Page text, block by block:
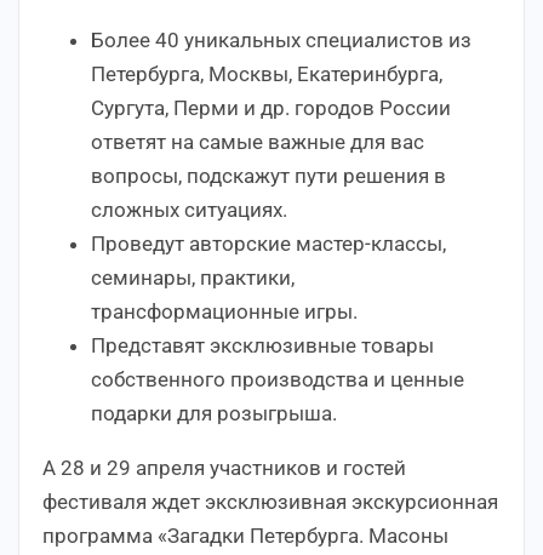
Более 40 уникальных специалистов из
Петербурга, Москвы, Екатеринбурга,
Сургута, Перми и др. городов России
ответят на самые важные для вас
вопросы, подскажут пути решения в
сложных ситуациях.
Проведут авторские мастер-классы,
семинары, практики,
трансформационные игры.
Представят эксклюзивные товары
собственного производства и ценные
подарки для розыгрыша.
А 28 и 29 апреля участников и гостей
фестиваля ждет эксклюзивная экскурсионная
программа «Загадки Петербурга. Масоны